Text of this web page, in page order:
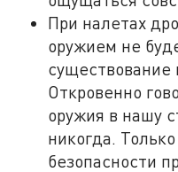
При налетах
оружием не
существование
Откровенно
оружия в нашу
никогда.
безопасности